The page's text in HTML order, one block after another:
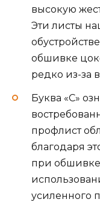
высокую
Эти листы
обшивке
редко из-за
Буква «С»
профлист
благодаря
при
усиленного